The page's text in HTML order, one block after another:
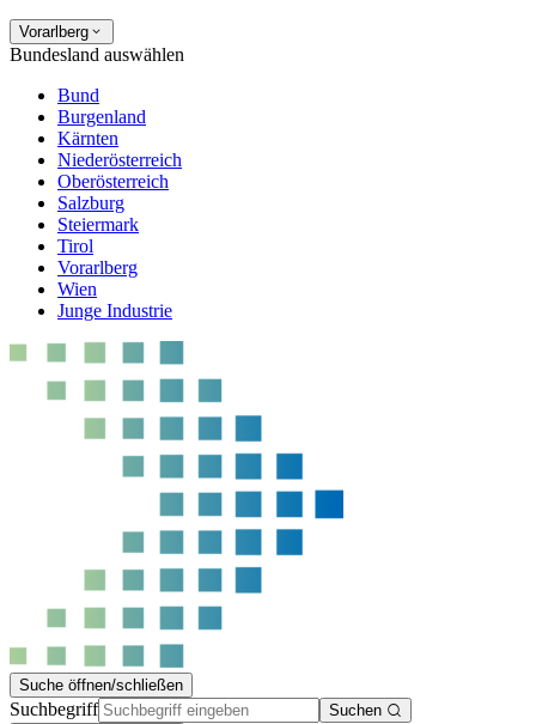
Vorarlberg
Bundesland auswählen
Bund
Burgenland
Kärnten
Niederösterreich
Oberösterreich
Salzburg
Steiermark
Tirol
Vorarlberg
Wien
Junge Industrie
Suche öffnen/schließen
Suchbegriff Suchen